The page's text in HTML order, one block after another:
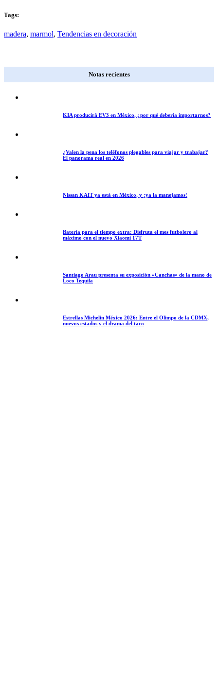
Tags:
madera, marmol, Tendencias en decoración
Notas recientes
KIA producirá EV3 en México, ¿por qué debería importarnos?
¿Valen la pena los teléfonos plegables para viajar y trabajar?
El panorama real en 2026
Nissan KAIT ya está en México, y ¡ya la manejamos!
Batería para el tiempo extra: Disfruta el mes futbolero al
máximo con el nuevo Xiaomi 17T
Santiago Arau presenta su exposición «Canchas» de la mano de
Loco Tequila
Estrellas Michelin México 2026: Entre el Olimpo de la CDMX,
nuevos estados y el drama del taco